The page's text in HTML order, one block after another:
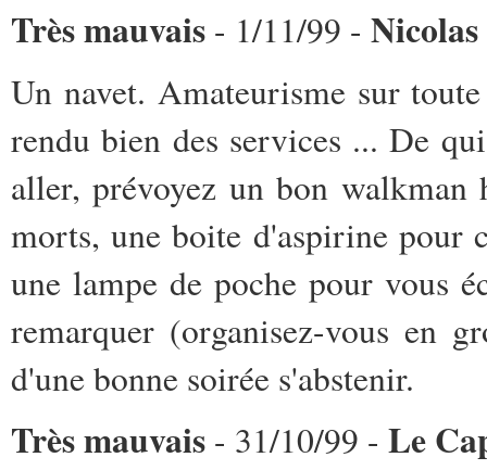
Très mauvais - 1/11/99 -
Un navet. Amateurisme sur
rendu bien des services ... De
aller, prévoyez un bon
morts, une boite d'aspirine pour
une lampe de poche pour vous
remarquer (organisez-vous en
d'une bonne soirée s'abstenir.
Très mauvais - 31/10/99 - Le